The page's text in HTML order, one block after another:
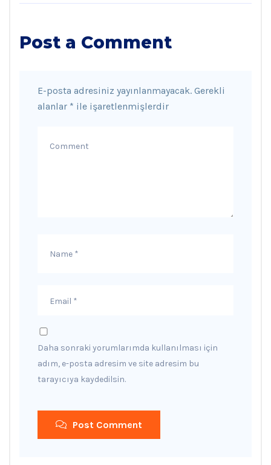
Post a Comment
E-posta adresiniz yayınlanmayacak. Gerekli
alanlar * ile işaretlenmişlerdir
Daha sonraki yorumlarımda kullanılması için
adım, e-posta adresim ve site adresim bu
tarayıcıya kaydedilsin.
Post Comment